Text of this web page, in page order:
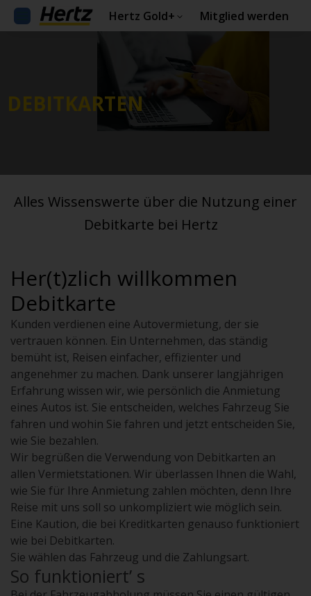
Hertz Gold+ Mitglied werden
DEBITKARTEN
Alles Wissenswerte über die Nutzung einer
Debitkarte bei Hertz
Her(t)zlich willkommen
Debitkarte
Kunden verdienen eine Autovermietung, der sie
vertrauen können. Ein Unternehmen, das ständig
bemüht ist, Reisen einfacher, effizienter und
angenehmer zu machen. Dank unserer langjährigen
Erfahrung wissen wir, wie persönlich die Anmietung
eines Autos ist. Sie entscheiden, welches Fahrzeug Sie
fahren und wohin Sie fahren und jetzt entscheiden Sie,
wie Sie bezahlen.
Wir begrüßen die Verwendung von Debitkarten an
allen Vermietstationen. Wir überlassen Ihnen die Wahl,
wie Sie für Ihre Anmietung zahlen möchten, denn Ihre
Reise mit uns soll so unkompliziert wie möglich sein.
Eine Kaution, die bei Kreditkarten genauso funktioniert
wie bei Debitkarten.
Sie wählen das Fahrzeug und die Zahlungsart.
So funktioniert’ s